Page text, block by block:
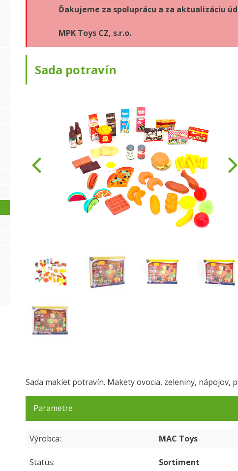
Ďakujeme za spoluprácu a za aktualizáciu
MPK Toys CZ, s.r.o.
Sada potravín
Sada makiet potravín. Makety ovocia, zeleniny, nápojov,
Parametre
Výrobca MAC Toys
Status Sortiment